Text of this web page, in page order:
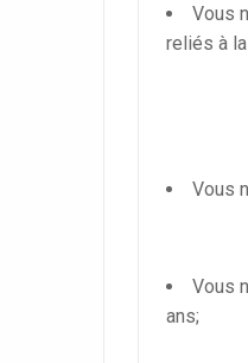
Vous
reliés à
Vous
Vous
ans;